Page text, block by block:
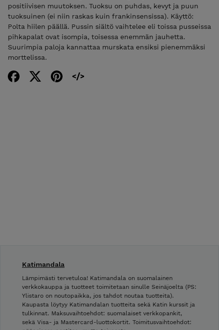
positiivisen muutoksen. Tuoksu on puhdas, kevyt ja puun
tuoksuinen (ei niin raskas kuin frankinsensissa). Käyttö:
Polta hiilen päällä. Pussin siältö vaihtelee eli toissa pusseissa
pihkapalat ovat isompia, toisessa enemmän jauhetta.
Suurimpia paloja kannattaa murskata ensiksi pienemmäksi
morttelissa.
Katimandala
Lämpimästi tervetuloa! Katimandala on suomalainen
verkkokauppa ja tuotteet toimitetaan sinulle Seinäjoelta (PS:
Ylistaro on noutopaikka, jos tahdot noutaa tuotteita).
Kaupasta löytyy Katimandalan tuotteita sekä Katin kurssit ja
tulkinnat. Maksuvaihtoehdot: suomalaiset verkkopankit,
sekä Visa- ja Mastercard-luottokortit. Toimitusvaihtoehdot: